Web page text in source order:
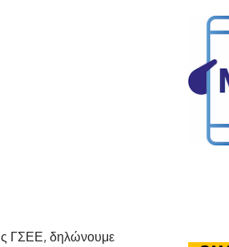
ΓΣΕΕ, δηλώνουμε